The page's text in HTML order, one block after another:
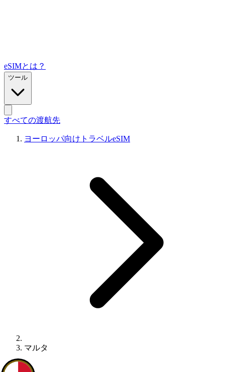
eSIMとは？
ツール
すべての渡航先
ヨーロッパ向けトラベルeSIM
マルタ